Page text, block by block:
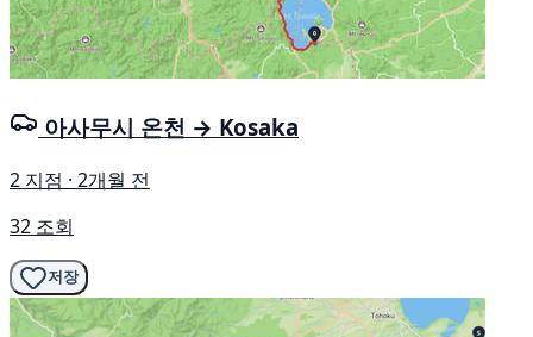
아사무시 온천 → Kosaka
2 지점 · 2개월 전
32 조회
저장